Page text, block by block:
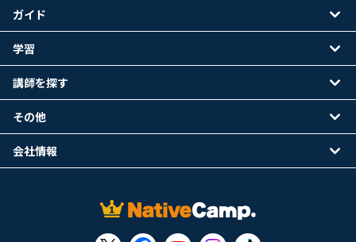
ガイド
学習
講師を探す
その他
会社情報